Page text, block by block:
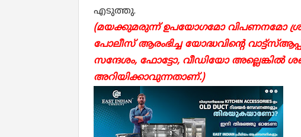
എടുത്തു.
(മയക്കുമരുന്ന് ഉപയോഗമോ വിപണനമോ
പോലീസ് ആരംഭിച്ച യോദ്ധവിന്റെ
സന്ദേശം, ഫോട്ടോ, വീഡിയോ അല്ലെങ്കിൽ
അറിയിക്കാവുന്നതാണ്.)